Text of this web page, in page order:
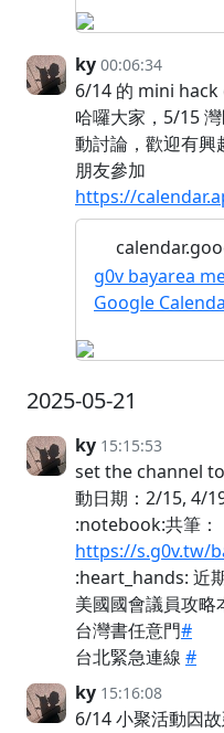
ky 00:06:34
6/14 的 mini hack
哈囉大家，5/15
動討論，歡迎有
朋友參加
https://
g0v bayarea
Google
2025-05-21
ky 15:15:53
set the channel
動日期：2/15, 4/
:notebook:共筆：
https://s.g0v.tw/
:heart_hands: 近
美國國會議員攻略
台灣書任意門#
台北緊急連線 #
ky 15:16:08
6/14 小聚活動因故